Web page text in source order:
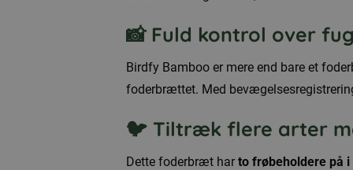
antal
📸 Fuld kontrol over
Birdfy Bamboo er mere end bare et
foderbrættet. Med
🐦 Tiltræk flere arter
Dette foderbræt har to frøbeholdere på i